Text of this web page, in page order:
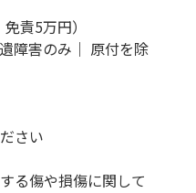
責5万円）
障害のみ｜ 原付を除
さい
る傷や損傷に関して